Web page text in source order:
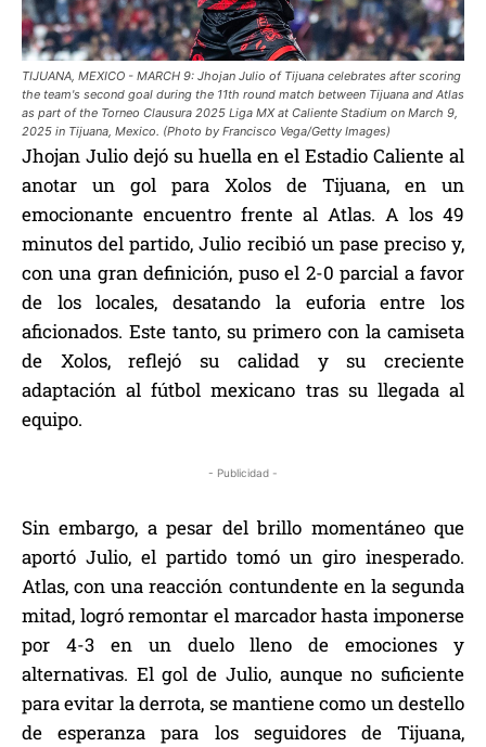
TIJUANA, MEXICO - MARCH 9: Jhojan Julio of Tijuana celebrates after scoring
the team's second goal during the 11th round match between Tijuana and Atlas
as part of the Torneo Clausura 2025 Liga MX at Caliente Stadium on March 9,
2025 in Tijuana, Mexico. (Photo by Francisco Vega/Getty Images)
Jhojan Julio dejó su huella en el Estadio Caliente al
anotar un gol para Xolos de Tijuana, en un
emocionante encuentro frente al Atlas. A los 49
minutos del partido, Julio recibió un pase preciso y,
con una gran definición, puso el 2-0 parcial a favor
de los locales, desatando la euforia entre los
aficionados. Este tanto, su primero con la camiseta
de Xolos, reflejó su calidad y su creciente
adaptación al fútbol mexicano tras su llegada al
equipo.
- Publicidad -
Sin embargo, a pesar del brillo momentáneo que
aportó Julio, el partido tomó un giro inesperado.
Atlas, con una reacción contundente en la segunda
mitad, logró remontar el marcador hasta imponerse
por 4-3 en un duelo lleno de emociones y
alternativas. El gol de Julio, aunque no suficiente
para evitar la derrota, se mantiene como un destello
de esperanza para los seguidores de Tijuana,